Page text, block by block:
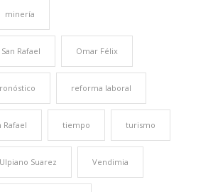
minería
Rafael Omar Félix
reforma laboral
Rafael tiempo turismo
Ulpiano Suarez Vendimia